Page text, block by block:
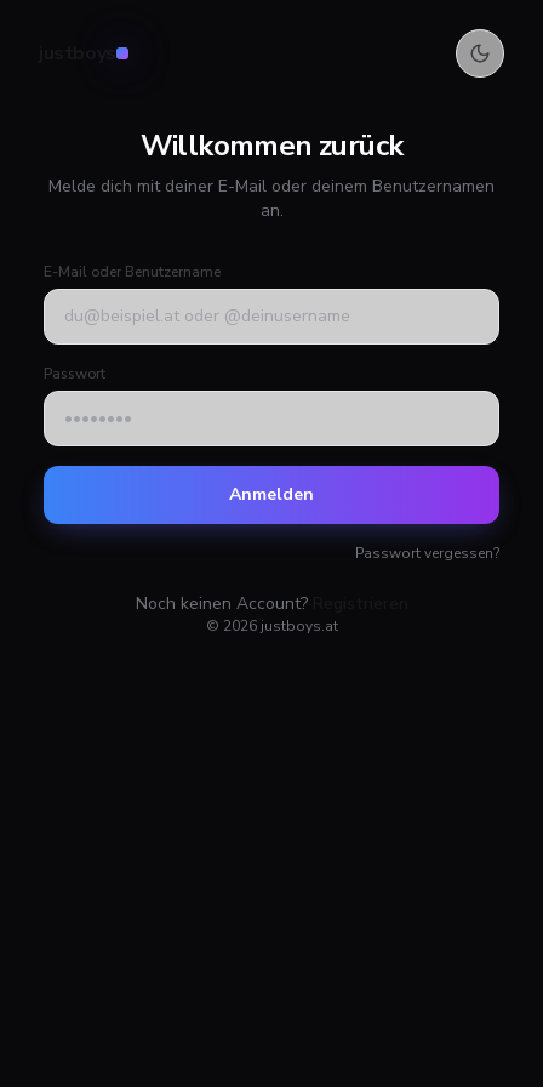
Willkommen zurück
Melde dich mit deiner E-Mail oder deinem Benutzernamen
an.
E-Mail oder Benutzername
Passwort
Anmelden
Passwort vergessen?
Noch keinen Account?
© 2026justboys.at